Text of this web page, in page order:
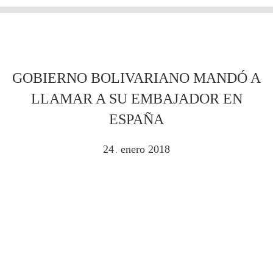
GOBIERNO BOLIVARIANO MANDÓ A
LLAMAR A SU EMBAJADOR EN
ESPAÑA
24 . enero 2018